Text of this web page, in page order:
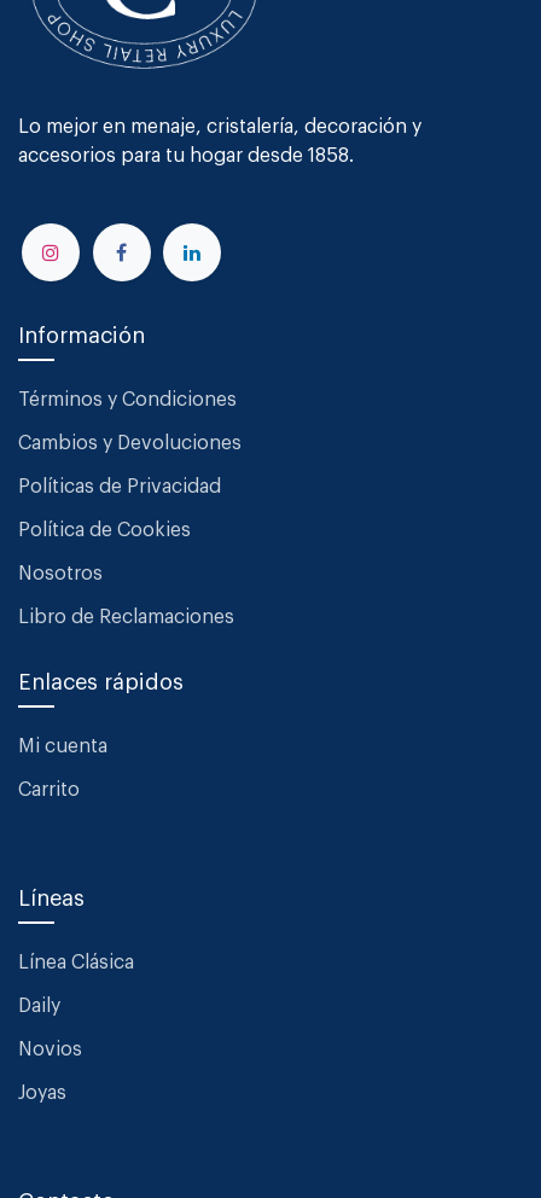
Lo mejor en menaje, cristalería, decoración y
accesorios para tu hogar desde 1858.
Información
Términos y Condiciones
Cambios y Devoluciones
Políticas de Privacidad
Política de Cookies
Nosotros
Libro de Reclamaciones
Enlaces rápidos
Mi cuenta
Carrito
Líneas
Línea Clásica
Daily
Novios
Joyas